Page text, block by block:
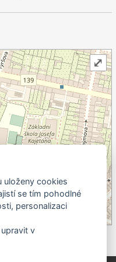
⤢
uloženy cookies
se tím pohodlné
personalizaci
v